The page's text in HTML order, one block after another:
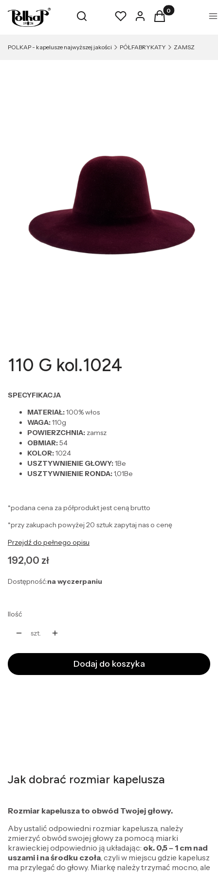
Otwórz wyszukiwarkę
Szukaj UlubioneZaloguj sięProdukty w
Koszyk
POLKAP - kapelusze najwyższej jakości PÓŁFABRYKATY ZAMSZ
110 G kol.1024
SPECYFIKACJA
MATERIAŁ:100% włos
WAGA:110g
POWIERZCHNIA: zamsz
OBMIAR:54
KOLOR:1024
USZTYWNIENIE GŁOWY:1Be
USZTYWNIENIE RONDA:1,01Be
*podana cena za półprodukt jest ceną brutto
*przy zakupach powyżej 20 sztuk zapytaj nas o cenę
Przejdź do pełnego opisu
Cena
192,00 zł
Dostępność:na wyczerpaniu
Ilość
szt.
Dodaj do koszyka
Jak dobrać rozmiar kapelusza
Rozmiar kapelusza to obwód Twojej głowy.
Aby ustalić odpowiedni rozmiar kapelusza, należy
zmierzyć obwód swojej głowy za pomocą miarki
krawieckiej odpowiednio ją układając: ok. 0,5 – 1 cm nad
uszami i na środku czoła , czyli w miejscu gdzie kapelusz
ma przylegać do głowy. Miarkę należy trzymać mocno, ale